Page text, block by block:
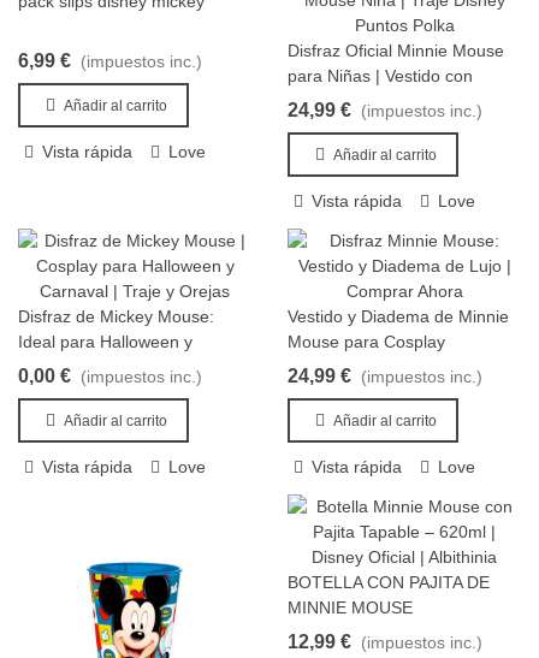
una sonrisa.,Mickey y Minnie: regalos y papelería |
Albithinia,Peluches, tazas y libretas de Mickey y Minnie. Regalos
que encantan. Compra con envío rápido.,mickey, minnie,
peluches, papeleria, regalos,mickey-y-minnie,mickey-y-minnie-
albithinia.webp,,,,,,,,,,
Añadir al carrito
6,99 € (impuestos inc.)
Añadir al carrito
Vista rápida Love
Disfraz Oficial Minnie Mouse
para Niñas | Vestido con
Puntos Polka y Diadema de
Orejas Disney
24,99 € (impuestos inc.)
Añadir al carrito
Vista rápida Love
Añadir al carrito
Disfraz de Mickey Mouse:
Ideal para Halloween y
Carnaval
0,00 € (impuestos inc.)
Añadir al carrito
Vista rápida Love
Añadir al carrito
Vestido y Diadema de Minnie
Mouse para Cosplay
24,99 € (impuestos inc.)
Añadir al carrito
Vista rápida Love
BOTELLA CON PAJITA DE
MINNIE MOUSE
12,99 € (impuestos inc.)